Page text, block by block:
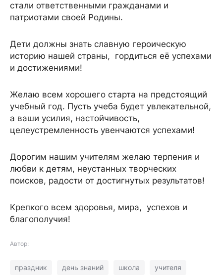
стали ответственными гражданами и
патриотами своей Родины.
Дети должны знать славную героическую
историю нашей страны, гордиться её успехами
и достижениями!
Желаю всем хорошего старта на предстоящий
учебный год. Пусть учеба будет увлекательной,
а ваши усилия, настойчивость,
целеустремленность увенчаются успехами!
Дорогим нашим учителям желаю терпения и
любви к детям, неустанных творческих
поисков, радости от достигнутых результатов!
Крепкого всем здоровья, мира, успехов и
благополучия!
Автор:
праздник день знаний школа учителя